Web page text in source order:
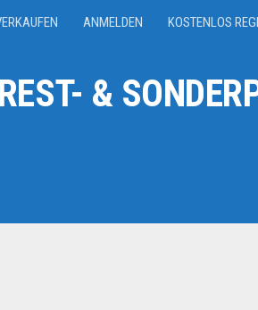
ANMELDEN KOSTENLOS
&